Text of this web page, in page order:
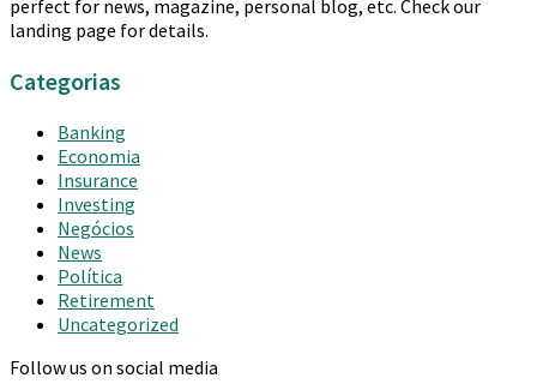
perfect for news, magazine, personal blog, etc. Check our
landing page for details.
Categorias
Banking
Economia
Insurance
Investing
Negócios
News
Política
Retirement
Uncategorized
Follow us on social media